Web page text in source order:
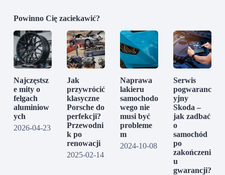
Powinno Cię zaciekawić?
Najczęstsz
e mity o
felgach
aluminiow
ych
2026-04-23
Jak
przywrócić
klasyczne
Porsche do
perfekcji?
Przewodni
k po
renowacji
2025-02-14
Naprawa
lakieru
samochodo
wego nie
musi być
probleme
m
2024-10-08
Serwis
pogwaranc
yjny
Skoda –
jak zadbać
o
samochód
po
zakończeni
u
gwarancji?